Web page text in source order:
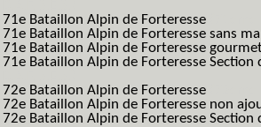
71e Bataillon Alpin de Forteresse
71e Bataillon Alpin de Forteresse sans
71e Bataillon Alpin de Forteresse
71e Bataillon Alpin de Forteresse
72e Bataillon Alpin de Forteresse
72e Bataillon Alpin de Forteresse non
72e Bataillon Alpin de Forteresse